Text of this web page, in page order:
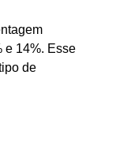
e 14%. Esse
de